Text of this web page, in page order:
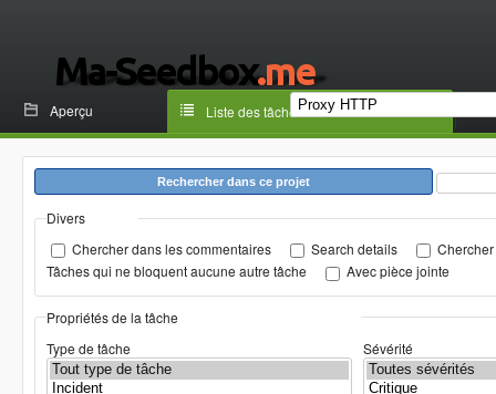
Aperçu Liste des tâches
Rechercher dans ce projet
Divers
Chercher dans les commentaires
Search details
Tâches qui ne bloquent aucune autre tâche
Avec pièce jointe
Propriétés de la tâche
Type de tâche
Sévérité